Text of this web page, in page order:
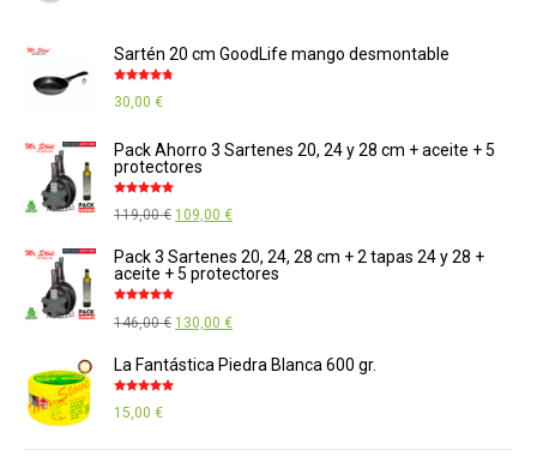
Sartén 20 cm GoodLife mango desmontable
con4.67de
30,00 €
Pack Ahorro 3 Sartenes 20, 24 y 28 cm + aceite + 5
protectores
con4.88de
119,00€ El
original
119,00 €.
109,00 €El
actual
109,00 €.
Pack 3 Sartenes 20, 24, 28 cm + 2 tapas 24 y 28 +
aceite + 5 protectores
con4.89de
146,00€ El
130,00 €El
La Fantástica Piedra Blanca 600 gr.
con4.85de
15,00 €